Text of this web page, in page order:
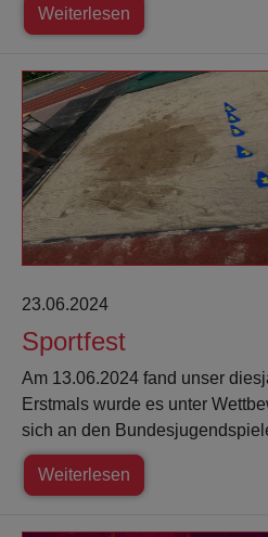
Weiterlesen
23.06.2024
Sportfest
Am 13.06.2024 fand unser
Erstmals wurde es unter
sich an den
Weiterlesen